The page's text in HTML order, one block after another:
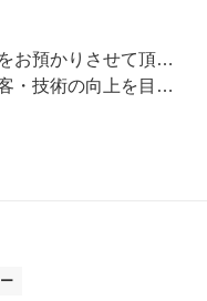
この度は、当社にて大切なお車をお預かりさせて頂き誠に有難うございました。
れば、お気軽にお電話・ご来店くださいませ。
うございました！